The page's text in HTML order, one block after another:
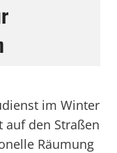
im Winter
auf den Straßen
Räumung